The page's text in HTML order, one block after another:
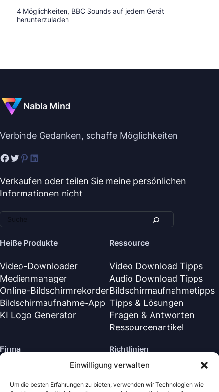
Einwilligung verwalten
Um die besten Erfahrungen zu bieten, verwenden wir Technologien wie
4 Möglichkeiten, BBC Sounds auf jedem Gerät
herunterzuladen
Nabla Mind
Verbinde Gedanken, schaffe Möglichkeiten
Verkaufen oder teilen Sie meine persönlichen
Informationen nicht
Heiße Produkte
Video-Downloader
Medienmanager
Online-Bildschirmrekorder
Bildschirmaufnahme-App
KI Logo Generator
Ressource
Video Download Tipps
Audio Download Tipps
Bildschirmaufnahmetipps
Tipps & Lösungen
Fragen & Antworten
Ressourcenartikel
Firma
Kontaktiere uns
Richtlinien
Rückerstattungsrichtlinie
Datenschutzrichtlinie (EN)